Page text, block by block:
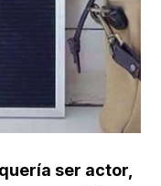
ser actor,